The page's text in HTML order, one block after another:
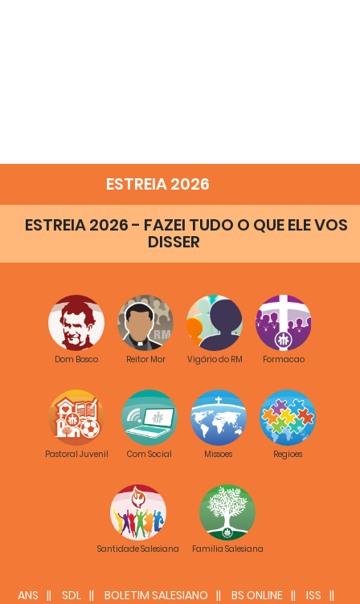
ESTREIA 2026
ESTREIA 2026 - FAZEI TUDO O QUE ELE VOS
DISSER
Dom Bosco Reitor Mor Vigário do RM Formacao
Pastoral Juvenil Com Social Missoes Regioes
Santidade Salesiana Familia Salesiana
ANS SDL BOLETIM SALESIANO BS ONLINE
ISS